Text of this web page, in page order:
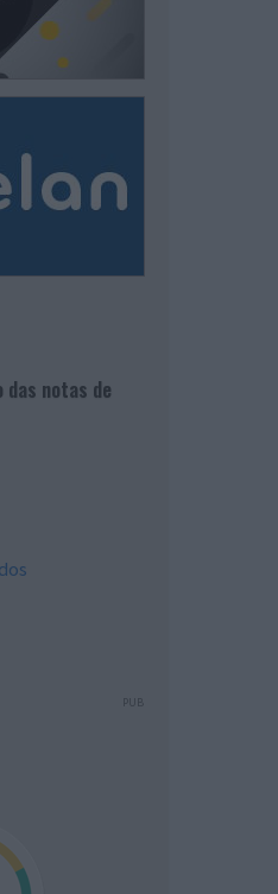
das notas de
PUB